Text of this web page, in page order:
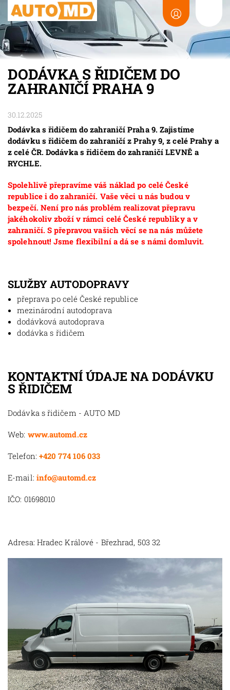
DODÁVKA S ŘIDIČEM DO
ZAHRANIČÍ PRAHA 9
30.12.2025
Dodávka s řidičem do zahraničí Praha 9. Zajistíme
dodávku s řidičem do zahraničí z Prahy 9, z celé Prahy a
z celé ČR. Dodávka s řidičem do zahraničí LEVNĚ a
RYCHLE.
Spolehlivě přepravíme váš náklad po celé České
republice i do zahraničí. Vaše věci u nás budou v
bezpečí. Není pro nás problém realizovat přepravu
jakéhokoliv zboží v rámci celé České republiky a v
zahraničí. S přepravou vašich věcí se na nás můžete
spolehnout! Jsme flexibilní a dá se s námi domluvit.
SLUŽBY AUTODOPRAVY
přeprava po celé České republice
mezinárodní autodoprava
dodávková autodoprava
dodávka s řidičem
KONTAKTNÍ ÚDAJE NA DODÁVKU
S ŘIDIČEM
Dodávka s řidičem - AUTO MD
Web: www.automd.cz
Telefon: +420 774 106 033
E-mail: info@automd.cz
IČO: 01698010
Adresa: Hradec Králové - Březhrad, 503 32